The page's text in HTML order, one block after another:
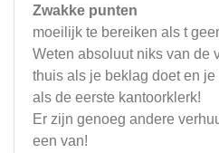
Zwakke punten
moeilijk te bereiken als t
Weten absoluut niks van de
thuis als je beklag doet en
als de eerste kantoorklerk!
Er zijn genoeg andere
een van!